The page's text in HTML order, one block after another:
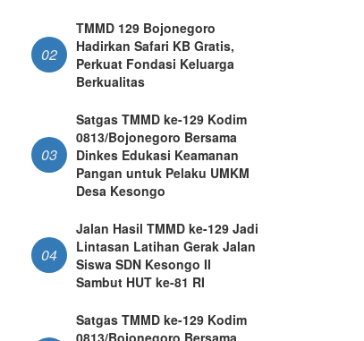
02
TMMD 129 Bojonegoro
Hadirkan Safari KB Gratis,
Perkuat Fondasi Keluarga
Berkualitas
03
Satgas TMMD ke-129 Kodim
0813/Bojonegoro Bersama
Dinkes Edukasi Keamanan
Pangan untuk Pelaku UMKM
Desa Kesongo
04
Jalan Hasil TMMD ke-129 Jadi
Lintasan Latihan Gerak Jalan
Siswa SDN Kesongo II
Sambut HUT ke-81 RI
Satgas TMMD ke-129 Kodim
0813/Bojonegoro Bersama